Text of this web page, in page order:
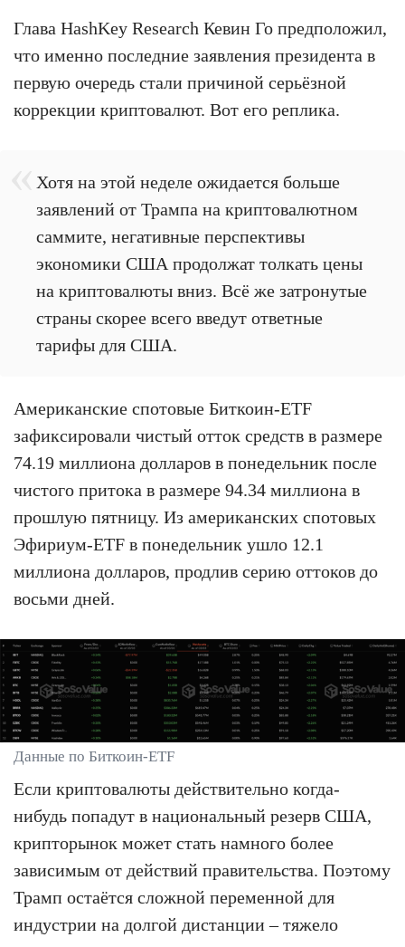
Глава HashKey Research Кевин Го предположил,
что именно последние заявления президента в
первую очередь стали причиной серьёзной
коррекции криптовалют. Вот его реплика.
Хотя на этой неделе ожидается больше
заявлений от Трампа на криптовалютном
саммите, негативные перспективы
экономики США продолжат толкать цены
на криптовалюты вниз. Всё же затронутые
страны скорее всего введут ответные
тарифы для США.
Американские спотовые Биткоин-ETF
зафиксировали чистый отток средств в размере
74.19 миллиона долларов в понедельник после
чистого притока в размере 94.34 миллиона в
прошлую пятницу. Из американских спотовых
Эфириум-ETF в понедельник ушло 12.1
миллиона долларов, продлив серию оттоков до
восьми дней.
Данные по Биткоин-ETF
Если криптовалюты действительно когда-
нибудь попадут в национальный резерв США,
крипторынок может стать намного более
зависимым от действий правительства. Поэтому
Трамп остаётся сложной переменной для
индустрии на долгой дистанции – тяжело